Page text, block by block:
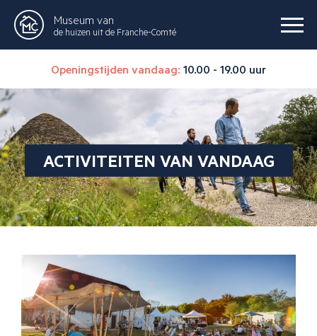
Museum van
de huizen uit de Franche-Comté
Openingstijden vandaag: 10.00 - 19.00 uur
ACTIVITEITEN VAN VANDAAG